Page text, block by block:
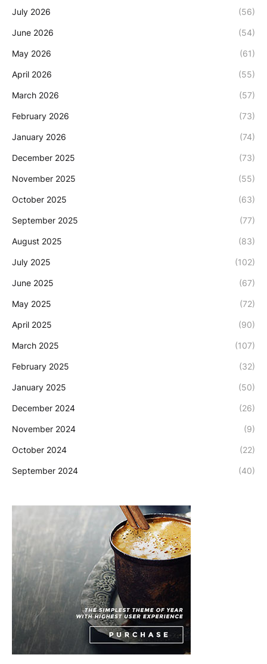
July 2026 (56)
June 2026 (54)
May 2026 (61)
April 2026 (55)
March 2026 (57)
February 2026 (73)
January 2026 (74)
December 2025 (73)
November 2025 (55)
October 2025 (63)
September 2025 (77)
August 2025 (83)
July 2025 (102)
June 2025 (67)
May 2025 (72)
April 2025 (90)
March 2025 (107)
February 2025 (32)
January 2025 (50)
December 2024 (26)
November 2024 (9)
October 2024 (22)
September 2024 (40)